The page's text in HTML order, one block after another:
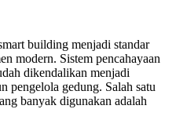
building menjadi standar
modern. Sistem pencahayaan
dikendalikan menjadi
pengelola gedung. Salah satu
banyak digunakan adalah